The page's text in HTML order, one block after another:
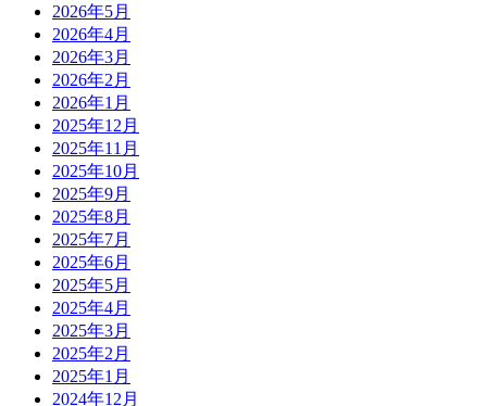
2026年5月
2026年4月
2026年3月
2026年2月
2026年1月
2025年12月
2025年11月
2025年10月
2025年9月
2025年8月
2025年7月
2025年6月
2025年5月
2025年4月
2025年3月
2025年2月
2025年1月
2024年12月